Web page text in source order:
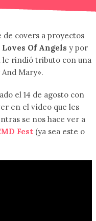
de covers a proyectos
Loves Of Angelsy por
le rindió tributo con una
Mary».
el 14 de agosto con
en el vídeo que les
se nos hace ver a
Fest (ya sea este o